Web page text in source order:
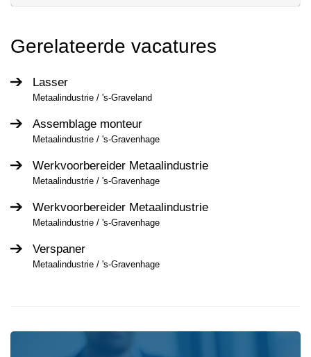
Gerelateerde vacatures
Lasser
Metaalindustrie / 's-Graveland
Assemblage monteur
Metaalindustrie / 's-Gravenhage
Werkvoorbereider Metaalindustrie
Metaalindustrie / 's-Gravenhage
Werkvoorbereider Metaalindustrie
Metaalindustrie / 's-Gravenhage
Verspaner
Metaalindustrie / 's-Gravenhage